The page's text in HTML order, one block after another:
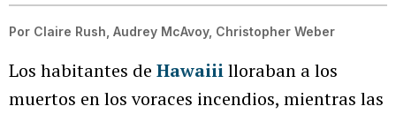
Por Claire Rush, Audrey McAvoy, Christopher Weber
Los habitantes de Hawaiiilloraban a los
muertos en los voraces incendios, mientras las